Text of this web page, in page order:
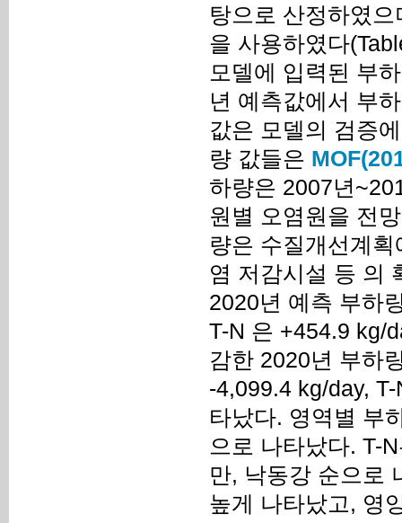
탕으로 산정하였
을 사용하였다
모델에 입력된 부
년 예측값에서 부
값은 모델의 검증
량 값들은
하량은 2007년
원별 오염원을 전
량은 수질개선계
염 저감시설 등 의
2020년 예측 부하
T-N 은 +454.9 kg/
감한 2020년 부하
-4,099.4 kg/day,
타났다. 영역별 부
으로 나타났다. T-
만, 낙동강 순으로
높게 나타났고, 영